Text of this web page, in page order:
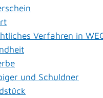
Verfahren in
und Schuldner